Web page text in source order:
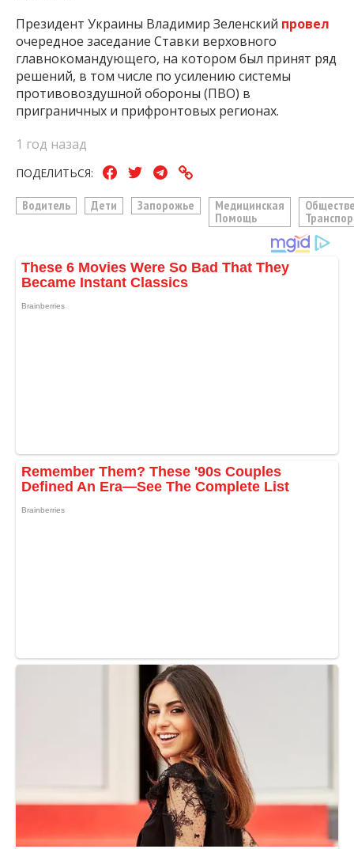
Президент Украины Владимир Зеленский провел
очередное заседание Ставки верховного
главнокомандующего, на котором был принят ряд
решений, в том числе по усилению системы
противовоздушной обороны (ПВО) в
приграничных и прифронтовых регионах.
1 год назад
ПОДЕЛИТЬСЯ:
Водитель Дети Запорожье
Медицинская
Помощь